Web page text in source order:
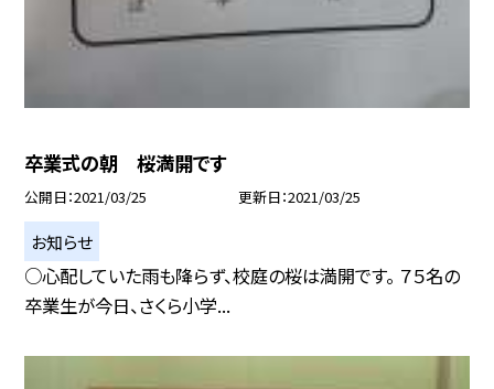
卒業式の朝 桜満開です
公開日 2021/03/25 更新日 2021/03/25
お知らせ
○心配していた雨も降らず、校庭の桜は満開です。 ７５名の
卒業生が今日、さくら小学...